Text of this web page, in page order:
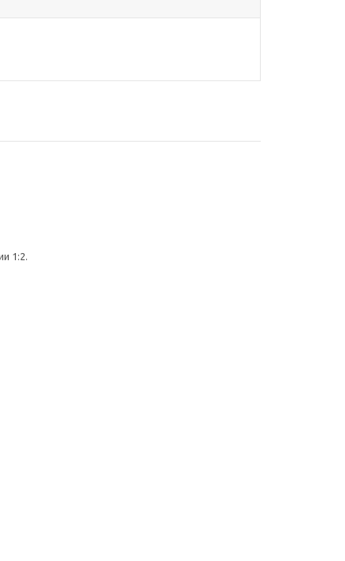
1:2.